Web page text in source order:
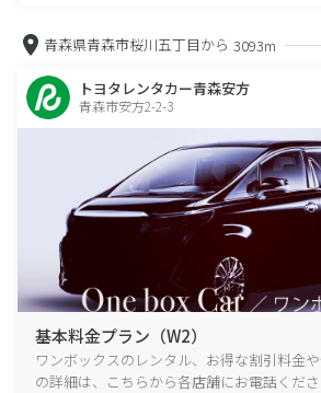
青森県青森市桜川五丁目から 3093m
トヨタレンタカー青森安方
青森市安方2-2-3
基本料金プラン（W2）
ワンボックスのレンタル、お得な割引料金
の詳細は、こちらから各店舗にお電話くださ